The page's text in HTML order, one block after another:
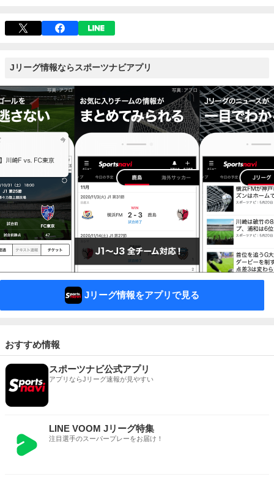
Jリーグ情報ならスポーツナビアプリ
Jリーグ情報をアプリで見る
おすすめ情報
スポーツナビ公式アプリ
アプリならJリーグ速報が見やすい
LINE VOOM Jリーグ特集
注目選手のスーパープレーをお届け！